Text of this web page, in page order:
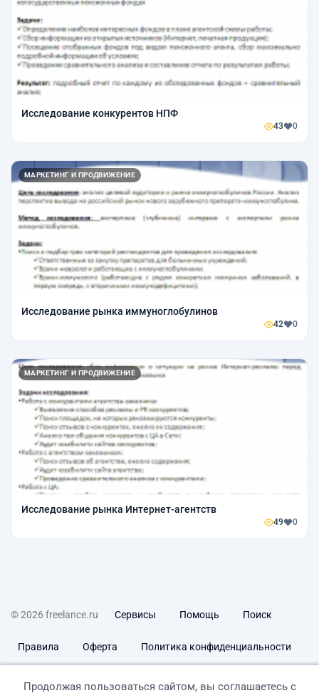
Исследование конкурентов НПФ
43 0
МАРКЕТИНГ И ПРОДВИЖЕНИЕ
Исследование рынка иммуноглобулинов
42 0
МАРКЕТИНГ И ПРОДВИЖЕНИЕ
Исследование рынка Интернет-агентств
49 0
© 2026 freelance.ru Сервисы Помощь Поиск
Правила Оферта Политика конфиденциальности
Продолжая пользоваться сайтом, вы соглашаетесь с